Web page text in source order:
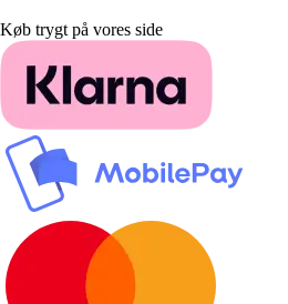
Køb trygt på vores side